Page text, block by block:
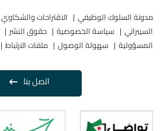
مدونة السلوك الوظيفي الاقتراحات والشكاوي
السيبراني
سياسة الخصوصية حقوق النشر
المسؤولية
سهولة الوصول ملفات الارتباط
اتصل بنا